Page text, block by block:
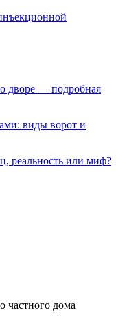
дворе — подробная
виды ворот и
реальность или миф?
частного дома